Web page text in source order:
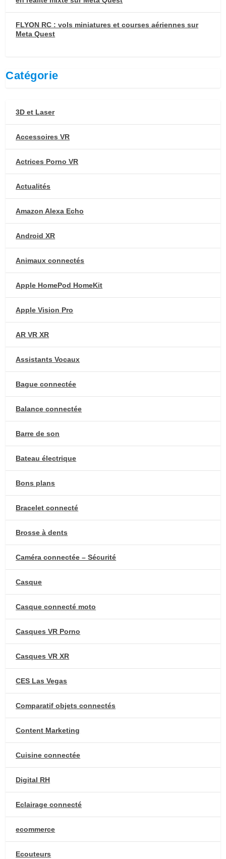
FLYON RC : vols miniatures et courses aériennes sur
Meta Quest
Catégorie
3D et Laser
Accessoires VR
Actrices Porno VR
Actualités
Amazon Alexa Echo
Android XR
Animaux connectés
Apple HomePod HomeKit
Apple Vision Pro
AR VR XR
Assistants Vocaux
Bague connectée
Balance connectée
Barre de son
Bateau électrique
Bons plans
Bracelet connecté
Brosse à dents
Caméra connectée – Sécurité
Casque
Casque connecté moto
Casques VR Porno
Casques VR XR
CES Las Vegas
Comparatif objets connectés
Content Marketing
Cuisine connectée
Digital RH
Eclairage connecté
ecommerce
Ecouteurs